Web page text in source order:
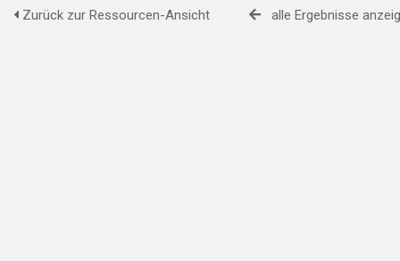
Zurück zur Ressourcen-Ansicht alle Ergebnisse